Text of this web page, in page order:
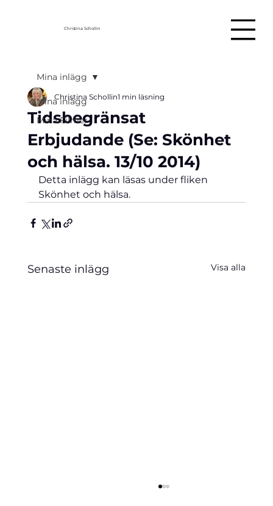
Christina Schollin
Mina inlägg
Mina Filmer
Mina inlägg
Tidsbegränsat
Erbjudande (Se: Skönhet
och hälsa. 13/10 2014)
Christina Schollin1 min läsning
Detta inlägg kan läsas under fliken
Skönhet och hälsa.
Senaste inlägg Visa alla